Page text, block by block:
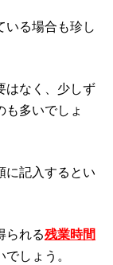
いる場合も珍し
はなく、少しず
多いでしょ
に記入するとい
られる残業時間
しょう。